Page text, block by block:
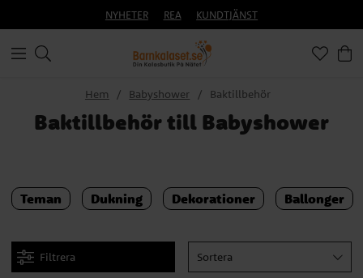
NYHETER REA KUNDTJÄNST
Hem Babyshower Baktillbehör
Baktillbehör till Babyshower
Teman Dukning Dekorationer Ballonger
Filtrera Sortera